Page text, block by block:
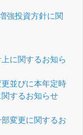
強投資方針に関
に関するお知ら
並びに本年定時
するお知らせ
変更に関するお